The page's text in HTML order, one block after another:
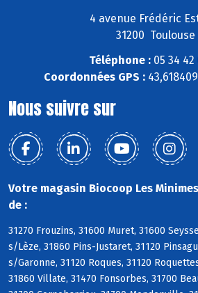
4 avenue Frédéric
31200 Toulouse
Téléphone :05 34 42
Coordonnées GPS :
Nous suivre sur
Votre magasin Biocoop Les
de :
31270 Frouzins, 31600 Muret, 31600
s/Lèze, 31860 Pins-Justaret, 31120
s/Garonne, 31120 Roques, 31120
31860 Villate, 31470 Fonsorbes, 31700